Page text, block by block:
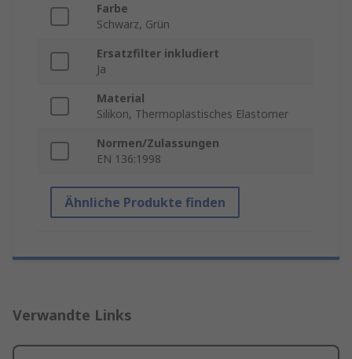
Farbe
Schwarz, Grün
Ersatzfilter inkludiert
Ja
Material
Silikon, Thermoplastisches Elastomer
Normen/Zulassungen
EN 136:1998
Ähnliche Produkte finden
Verwandte Links